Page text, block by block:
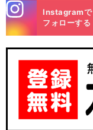
m
Instagramで
フォローする